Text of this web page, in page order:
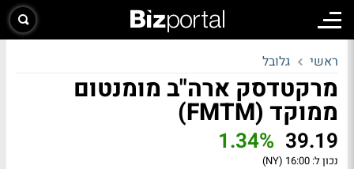
ראשי גלובל
מרקטדסק ארה"ב מומנטום
ממוקד (FMTM)
39.19
1.34%
נכון ל: 16:00 (NY)